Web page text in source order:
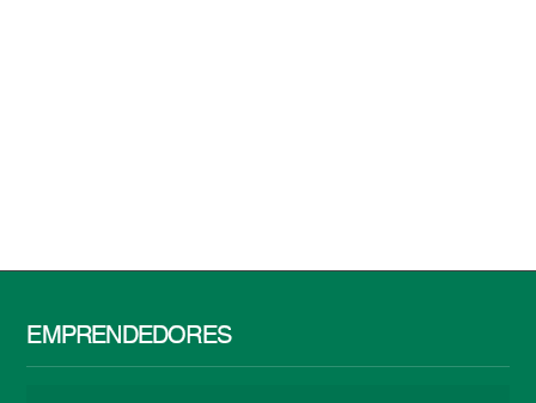
EMPRENDEDORES